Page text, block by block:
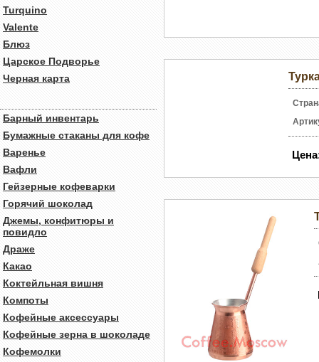
Turquino
Valente
Блюз
Царское Подворье
Черная карта
Барный инвентарь
Бумажные стаканы для кофе
Варенье
Вафли
Гейзерные кофеварки
Горячий шоколад
Джемы, конфитюры и
повидло
Драже
Какао
Коктейльная вишня
Компоты
Кофейные аксессуары
Кофейные зерна в шоколаде
Кофемолки